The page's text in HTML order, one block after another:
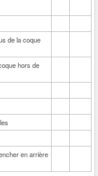
de la coque
hors de
en arrière